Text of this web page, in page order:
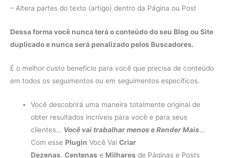
– Altera partes do texto (artigo) dentro da Página ou Post
Dessa forma você nunca terá o conteúdo do seu Blog ou Site
duplicado e nunca será penalizado pelos Buscadores.
É o melhor custo benefício para você que precisa de conteúdo
em todos os seguimentos ou em seguimentos específicos.
Você descobrirá uma maneira totalmente original de
obter resultados incríveis para você e para seus
clientes… Você vai trabalhar menos e Render Mais…
Com esse Plugin Você VaiCriar
Dezenas,Centenas e Milhares de Páginas e Posts